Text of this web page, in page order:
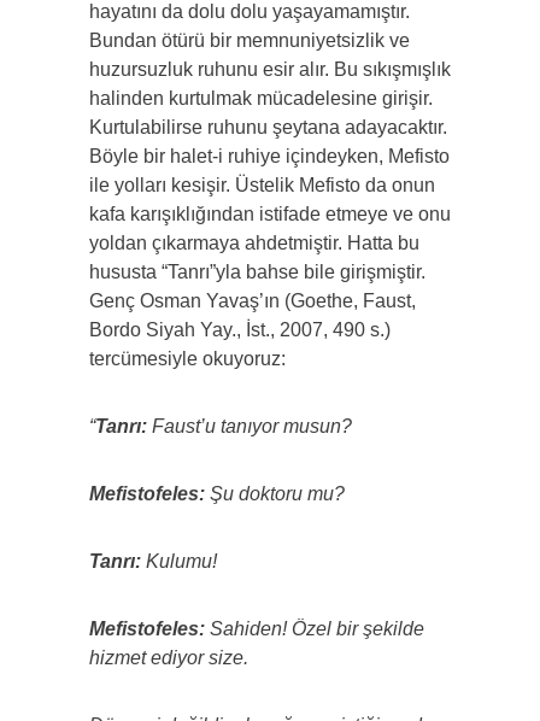
hayatını da dolu dolu yaşayamamıştır.
Bundan ötürü bir memnuniyetsizlik ve
huzursuzluk ruhunu esir alır. Bu sıkışmışlık
halinden kurtulmak mücadelesine girişir.
Kurtulabilirse ruhunu şeytana adayacaktır.
Böyle bir halet-i ruhiye içindeyken, Mefisto
ile yolları kesişir. Üstelik Mefisto da onun
kafa karışıklığından istifade etmeye ve onu
yoldan çıkarmaya ahdetmiştir. Hatta bu
hususta “Tanrı”yla bahse bile girişmiştir.
Genç Osman Yavaş’ın (Goethe, Faust,
Bordo Siyah Yay., İst., 2007, 490 s.)
tercümesiyle okuyoruz:
“Tanrı: Faust’u tanıyor musun?
Mefistofeles: Şu doktoru mu?
Tanrı: Kulumu!
Mefistofeles: Sahiden! Özel bir şekilde
hizmet ediyor size.